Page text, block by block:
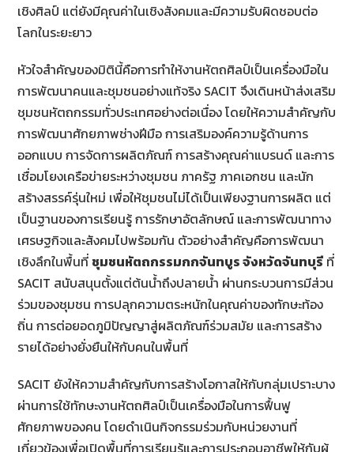
เชิงศิลป์ แต่ยังมีคุณค่าในเชิงสังคมและมีความรับผิดชอบต่อ
โลกในระยะยาว
หัวใจสำคัญของมิตินี้คือการทำให้งานหัตถศิลป์เป็นเครื่องมือใน
การพัฒนาคนและชุมชนอย่างแท้จริง SACIT จึงเดินหน้าส่งเสริม
ชุมชนหัตถกรรมทั่วประเทศอย่างต่อเนื่อง โดยให้ความสำคัญกับ
การพัฒนาศักยภาพช่างฝีมือ การเสริมองค์ความรู้ด้านการ
ออกแบบ การจัดการผลิตภัณฑ์ การสร้างคุณค่าแบรนด์ และการ
เชื่อมโยงเครือข่ายระหว่างชุมชน ภาครัฐ ภาคเอกชน และนัก
สร้างสรรค์รุ่นใหม่ เพื่อให้ชุมชนไม่ได้เป็นเพียงฐานการผลิต แต่
เป็นฐานของการเรียนรู้ การรักษาอัตลักษณ์ และการพัฒนาทาง
เศรษฐกิจและสังคมไปพร้อมกัน ตัวอย่างสำคัญคือการพัฒนา
เชิงลึกในพื้นที่ชุมชนหัตถกรรมกกจันทบูร จังหวัดจันทบุรี ที่
SACIT สนับสนุนตั้งแต่ต้นน้ำถึงปลายน้ำ ผ่านกระบวนการมีส่วน
ร่วมของชุมชน การปลุกความตระหนักในคุณค่าของทักษะท้อง
ถิ่น การต่อยอดภูมิปัญญาสู่ผลิตภัณฑ์ร่วมสมัย และการสร้าง
รายได้อย่างยั่งยืนให้กับคนในพื้นที่
SACIT ยังให้ความสำคัญกับการสร้างโอกาสให้กับกลุ่มเปราะบาง
ผ่านการใช้ทักษะงานหัตถศิลป์เป็นเครื่องมือในการฟื้นฟู
ศักยภาพของคน โดยดำเนินกิจกรรมร่วมกับหน่วยงานที่
เกี่ยวข้องเพื่อเปิดพื้นที่การเรียนรู้และการประกอบอาชีพให้กับผู้